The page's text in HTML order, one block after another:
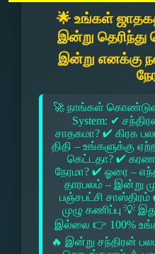
🌟 உங்கள்
இன்று
இன்று எனக்கு
🚀 நாங்கள்
System: ✔
சாதகமா? ✔ கிரக
திதி – உங்களுக்கு
கெட்டதா? ✔
நேரமா? ✔ ஓரை –
தாரபலம் – இன்று
பஞ்சபட்சி
முழு கணிப்பு 💡
இல்லை 👉 100%
🔥 இன்று சந்திரன்